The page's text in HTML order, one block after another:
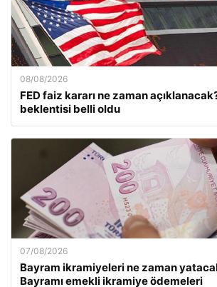
08/08/2026
FED faiz kararı ne zaman
beklentisi belli oldu
07/08/2026
Bayram ikramiyeleri ne zaman
Bayramı emekli ikramiye ödemeleri